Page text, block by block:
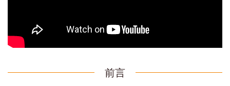
前言